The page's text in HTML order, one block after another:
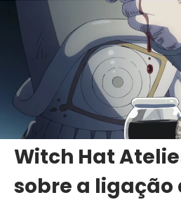
Witch Hat
sobre a ligação